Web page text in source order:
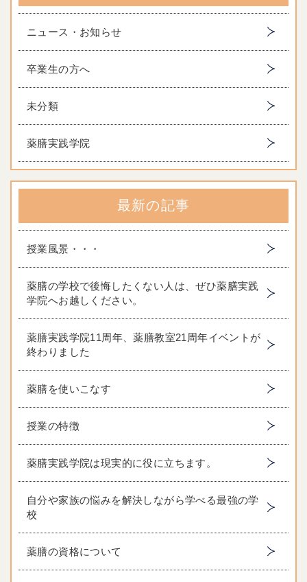
ニュース・お知らせ
卒業生の方へ
未分類
薬膳実践学院
最新の記事
授業風景・・・
薬膳の学校で後悔したくない人は、ぜひ薬膳実践
学院へお越しください。
薬膳実践学院11周年、薬膳教室21周年イベントが
終わりました
薬膳を使いこなす
授業の特徴
薬膳実践学院は現実的に役に立ちます。
自分や家族の悩みを解決しながら学べる最強の学
校
薬膳の資格について